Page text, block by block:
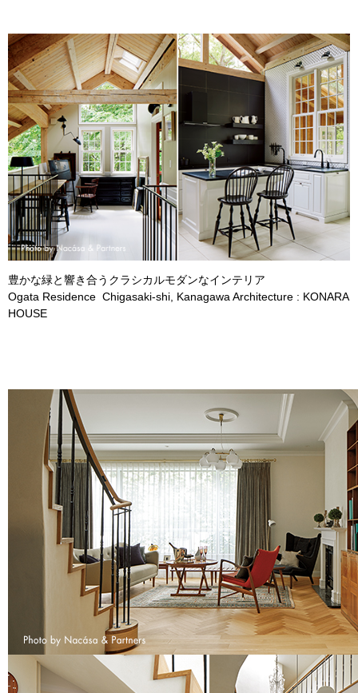
豊かな緑と響き合うクラシカルモダンなインテリア
Ogata Residence Chigasaki-shi, Kanagawa Architecture : KONARA
HOUSE